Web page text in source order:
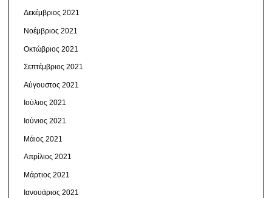
Δεκέμβριος 2021
Νοέμβριος 2021
Οκτώβριος 2021
Σεπτέμβριος 2021
Αύγουστος 2021
Ιούλιος 2021
Ιούνιος 2021
Μάιος 2021
Απρίλιος 2021
Μάρτιος 2021
Ιανουάριος 2021